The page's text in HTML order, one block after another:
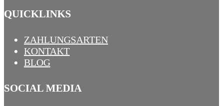
QUICKLINKS
ZAHLUNGSARTEN
KONTAKT
BLOG
SOCIAL MEDIA